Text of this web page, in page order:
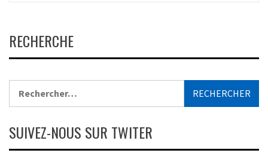
RECHERCHE
SUIVEZ-NOUS SUR TWITER